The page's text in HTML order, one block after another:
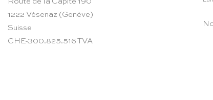
1222 Vésenaz (Genève)
Suisse
CHE-300.825.516 TVA